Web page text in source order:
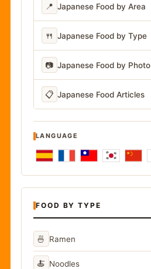
📍 Japanese Food by Area
🍴 Japanese Food by Type
📷 Japanese Food by Photo
📋 Japanese Food Articles
LANGUAGE
FOOD BY TYPE
🍜 Ramen
🍝 Noodles